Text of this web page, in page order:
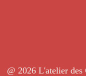
@ 2026 L'atelier des